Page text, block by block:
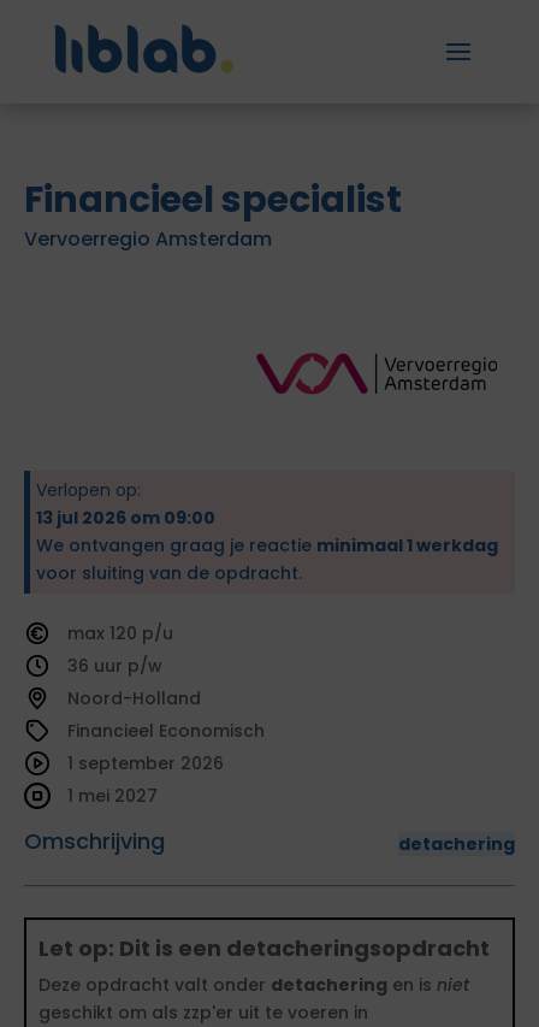
Financieel specialist
Vervoerregio Amsterdam
Verlopen op:
13 jul 2026 om 09:00
We ontvangen graag je reactie minimaal 1 werkdag
voor sluiting van de opdracht.
120
36
Noord-Holland
Financieel Economisch
Omschrijving detachering
1 september 2026
1 mei 2027
Let op: Dit is een detacheringsopdracht
Deze opdracht valt onder detachering en is niet
geschikt om als zzp'er uit te voeren in